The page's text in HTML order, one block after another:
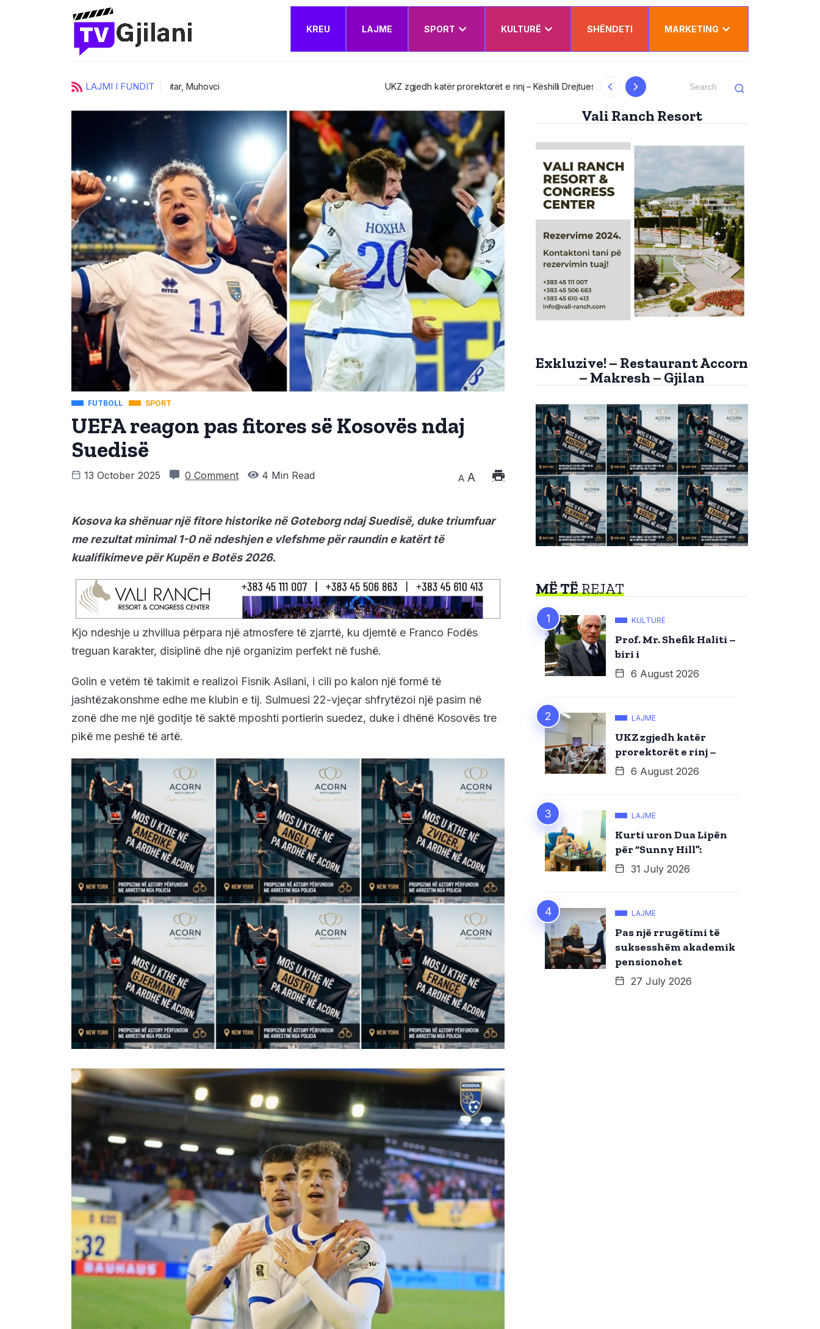
KREU LAJME SPORT KULTURË SHËNDETI MARKETING
LAJMI I FUNDIT UKZ zgjedh katër prorektorët e rinj – Këshilli Drejtues miraton edhe Planin e Veprimit Institucional Kurti uron Dua Lipën për “Sunny Hill”:
FUTBOLL SPORT
UEFA reagon pas fitores së Kosovës ndaj
Suedisë
13 October 2025 0 Comment 4 Min Read A A
Kosova ka shënuar një fitore historike në Goteborg ndaj Suedisë, duke triumfuar
me rezultat minimal 1-0 në ndeshjen e vlefshme për raundin e katërt të
kualifikimeve për Kupën e Botës 2026.
Kjo ndeshje u zhvillua përpara një atmosfere të zjarrtë, ku djemtë e Franco Fodës
treguan karakter, disiplinë dhe një organizim perfekt në fushë.
Golin e vetëm të takimit e realizoi Fisnik Asllani, i cili po kalon një formë të
jashtëzakonshme edhe me klubin e tij. Sulmuesi 22-vjeçar shfrytëzoi një pasim në
zonë dhe me një goditje të saktë mposhti portierin suedez, duke i dhënë Kosovës tre
pikë me peshë të artë.
Vali Ranch Resort
Exkluzive! – Restaurant Accorn
– Makresh – Gjilan
MË TËREJAT
KULTURË
Prof. Mr. Shefik Haliti –
biri i
6 August 2026
LAJME
UKZ zgjedh katër
prorektorët e rinj –
6 August 2026
LAJME
Kurti uron Dua Lipën
për “Sunny Hill”:
31 July 2026
LAJME
Pas një rrugëtimi të
suksesshëm akademik
pensionohet
27 July 2026